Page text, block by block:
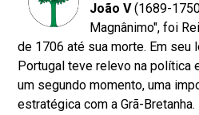
João V(1689-
Magnânimo", foi
de 1706 até sua morte. Em seu
Portugal teve relevo na política
um segundo momento, uma
estratégica com a Grã-